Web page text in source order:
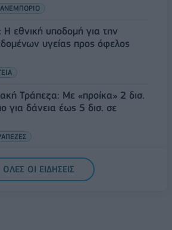
εθνική υποδομή για την
υγείας προς όφελος
Τράπεζα: Με «προίκα» 2 δισ.
για δάνεια έως 5 δισ. σε
ορίζοντα: Πού βρίσκεται η
τεχνολογική μετάβαση
ΟΛΕΣ ΟΙ ΕΙΔΗΣΕΙΣ